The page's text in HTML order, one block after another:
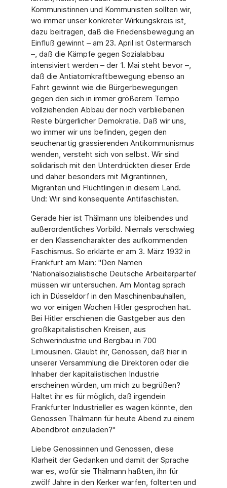
Kommunistinnen und Kommunisten sollten wir,
wo immer unser konkreter Wirkungskreis ist,
dazu beitragen, daß die Friedensbewegung an
Einfluß gewinnt – am 23. April ist Ostermarsch
–, daß die Kämpfe gegen Sozialabbau
intensiviert werden – der 1. Mai steht bevor –,
daß die Antiatomkraftbewegung ebenso an
Fahrt gewinnt wie die Bürgerbewegungen
gegen den sich in immer größerem Tempo
vollziehenden Abbau der noch verbliebenen
Reste bürgerlicher Demokratie. Daß wir uns,
wo immer wir uns befinden, gegen den
seuchenartig grassierenden Antikommunismus
wenden, versteht sich von selbst. Wir sind
solidarisch mit den Unterdrückten dieser Erde
und daher besonders mit Migrantinnen,
Migranten und Flüchtlingen in diesem Land.
Und: Wir sind konsequente Antifaschisten.
Gerade hier ist Thälmann uns bleibendes und
außerordentliches Vorbild. Niemals verschwieg
er den Klassencharakter des aufkommenden
Faschismus. So erklärte er am 3. März 1932 in
Frankfurt am Main: "Den Namen
'Nationalsozialistische Deutsche Arbeiterpartei'
müssen wir untersuchen. Am Montag sprach
ich in Düsseldorf in den Maschinenbauhallen,
wo vor einigen Wochen Hitler gesprochen hat.
Bei Hitler erschienen die Gastgeber aus den
großkapitalistischen Kreisen, aus
Schwerindustrie und Bergbau in 700
Limousinen. Glaubt ihr, Genossen, daß hier in
unserer Versammlung die Direktoren oder die
Inhaber der kapitalistischen Industrie
erscheinen würden, um mich zu begrüßen?
Haltet ihr es für möglich, daß irgendein
Frankfurter Industrieller es wagen könnte, den
Genossen Thälmann für heute Abend zu einem
Abendbrot einzuladen?"
Liebe Genossinnen und Genossen, diese
Klarheit der Gedanken und damit der Sprache
war es, wofür sie Thälmann haßten, ihn für
zwölf Jahre in den Kerker warfen, folterten und